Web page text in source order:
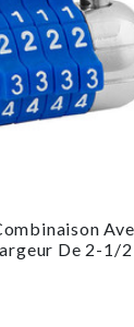
De 2-1/2